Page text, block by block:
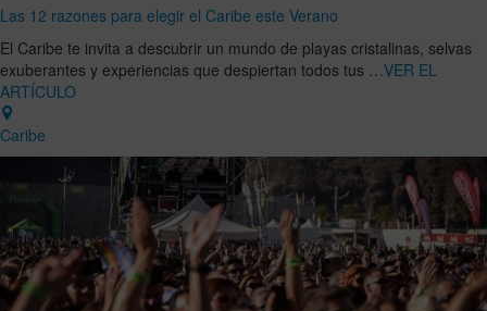
Las 12 razones para elegir el Caribe este Verano
El Caribe te invita a descubrir un mundo de playas cristalinas, selvas
exuberantes y experiencias que despiertan todos tus …VER EL
ARTÍCULO
Caribe